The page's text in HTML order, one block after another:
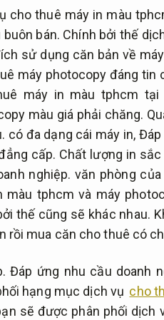
cho thuê máy in màu
buôn bán. Chính bởi thế
sử dụng căn bản về
máy photocopy đáng tin
máy in màu tphcm
màu giá phải chăng.
có đa dạng cái máy in, Đáp
cấp. Chất lượng in sắc
nghiệp. văn phòng của
màu tphcm và máy
thế cũng sẽ khác nhau.
rồi mua căn cho thuê có
Đáp ứng nhu cầu doanh
hạng mục dịch vụ cho
sẽ được phân phối dịch